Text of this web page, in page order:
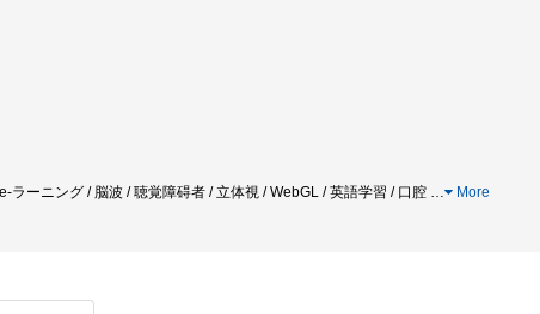
ラーニング / 脳波 / 聴覚障碍者 / 立体視 / WebGL / 英語学習 / 口腔 … More